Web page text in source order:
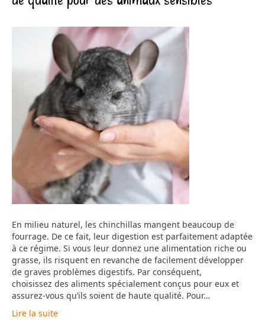
En milieu naturel, les chinchillas mangent beaucoup de
fourrage. De ce fait, leur digestion est parfaitement adaptée
à ce régime. Si vous leur donnez une alimentation riche ou
grasse, ils risquent en revanche de facilement développer
de graves problèmes digestifs. Par conséquent,
choisissez des aliments spécialement conçus pour eux et
assurez-vous qu’ils soient de haute qualité. Pour…
Lire la suite